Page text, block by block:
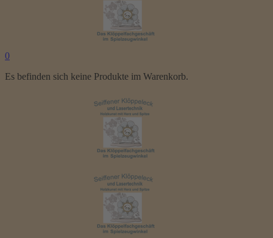
0
Es befinden sich keine Produkte im Warenkorb.